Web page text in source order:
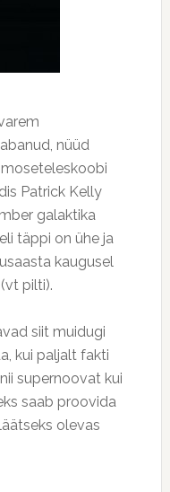
nüüd
Patrick Kelly
galaktika
täppi on ühe ja
kaugusel
pilti).
siit muidugi
kui paljalt fakti
supernoovat kui
saab proovida
olevas